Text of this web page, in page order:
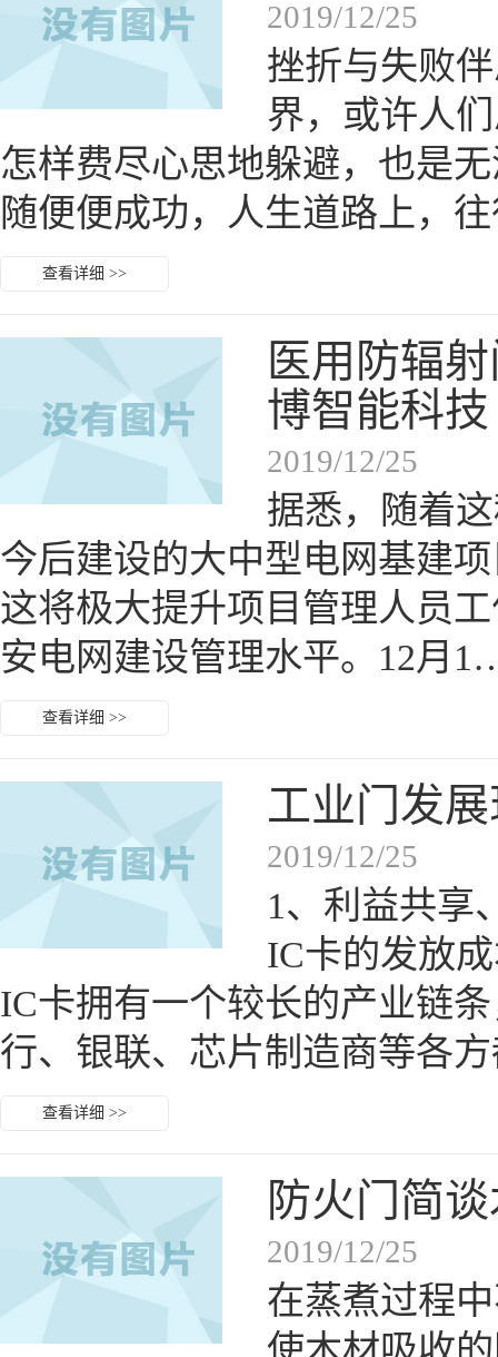
2019/12/25
挫折与失败
界，或许人
怎样费尽心思地躲避，也
随便便成功，人生道路上，
查看详细 >>
医用防辐
博智能科技
2019/12/25
据悉，随着
今后建设的大中型电网基建
这将极大提升项目管理人员
安电网建设管理水平。12月
查看详细 >>
工业门发
2019/12/25
1、利益共
IC卡的发放
IC卡拥有一个较长的产业链
行、银联、芯片制造商等各
查看详细 >>
防火门简
2019/12/25
在蒸煮过程